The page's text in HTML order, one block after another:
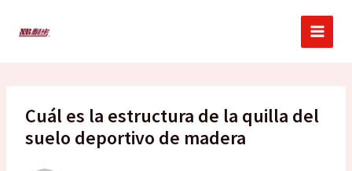
Cuál es la estructura de la quilla del
suelo deportivo de madera